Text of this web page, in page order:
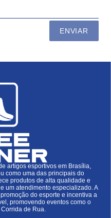
ENVIAR
artigos esportivos em Brasília,
como uma das principais do
produtos de alta qualidade e
um atendimento especializado. A
do esporte e incentiva a
promovendo eventos como o
de Rua.